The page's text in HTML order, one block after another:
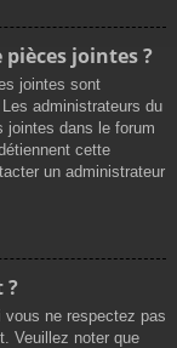
jointes ?
jointes sont
administrateurs du
jointes dans le forum
cette
un administrateur
?
vous ne respectez pas
Veuillez noter que